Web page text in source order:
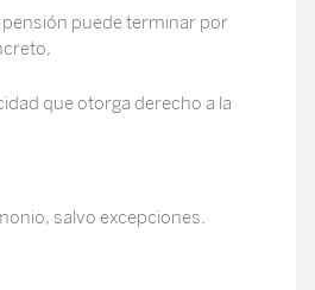
pensión puede terminar por
que otorga derecho a la
salvo excepciones.